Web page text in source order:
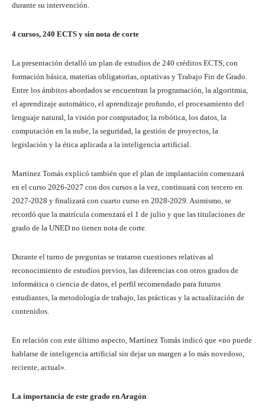
durante su intervención.
4 cursos, 240 ECTS y sin nota de corte
La presentación detalló un plan de estudios de 240 créditos ECTS, con
formación básica, materias obligatorias, optativas y Trabajo Fin de Grado.
Entre los ámbitos abordados se encuentran la programación, la algoritmia,
el aprendizaje automático, el aprendizaje profundo, el procesamiento del
lenguaje natural, la visión por computador, la robótica, los datos, la
computación en la nube, la seguridad, la gestión de proyectos, la
legislación y la ética aplicada a la inteligencia artificial.
Martínez Tomás explicó también que el plan de implantación comenzará
en el curso 2026-2027 con dos cursos a la vez, continuará con tercero en
2027-2028 y finalizará con cuarto curso en 2028-2029. Asimismo, se
recordó que la matrícula comenzará el 1 de julio y que las titulaciones de
grado de la UNED no tienen nota de corte.
Durante el turno de preguntas se trataron cuestiones relativas al
reconocimiento de estudios previos, las diferencias con otros grados de
informática o ciencia de datos, el perfil recomendado para futuros
estudiantes, la metodología de trabajo, las prácticas y la actualización de
contenidos.
En relación con este último aspecto, Martínez Tomás indicó que «no puede
hablarse de inteligencia artificial sin dejar un margen a lo más novedoso,
reciente, actual».
La importancia de este grado en Aragón